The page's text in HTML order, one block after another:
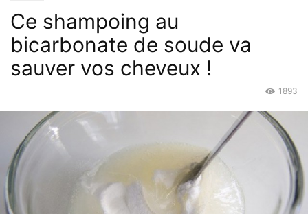
Ce shampoing au
bicarbonate de soude va
sauver vos cheveux !
1893